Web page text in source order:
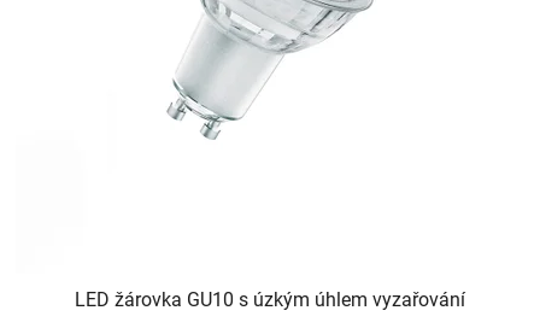
LED žárovka GU10 s úzkým úhlem vyzařování